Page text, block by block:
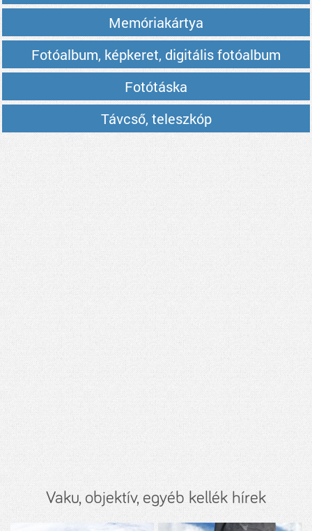
Memóriakártya
Fotóalbum, képkeret, digitális fotóalbum
Fotótáska
Távcső, teleszkóp
Vaku, objektív, egyéb kellék hírek